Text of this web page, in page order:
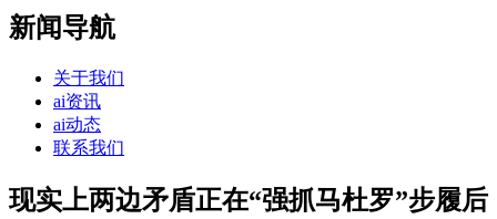
新闻导航
关于我们
ai资讯
ai动态
联系我们
现实上两边矛盾正在“强抓马杜罗”步履后